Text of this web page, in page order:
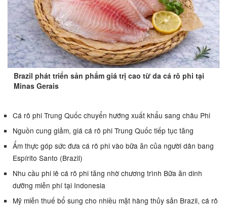
Brazil phát triển sản phẩm giá trị cao từ da cá rô phi tại
Minas Gerais
Cá rô phi Trung Quốc chuyển hướng xuất khẩu sang châu Phi
Nguồn cung giảm, giá cá rô phi Trung Quốc tiếp tục tăng
Ẩm thực góp sức đưa cá rô phi vào bữa ăn của người dân bang
Espírito Santo (Brazil)
Nhu cầu phi lê cá rô phi tăng nhờ chương trình Bữa ăn dinh
dưỡng miễn phí tại Indonesia
Mỹ miễn thuế bổ sung cho nhiều mặt hàng thủy sản Brazil, cá rô